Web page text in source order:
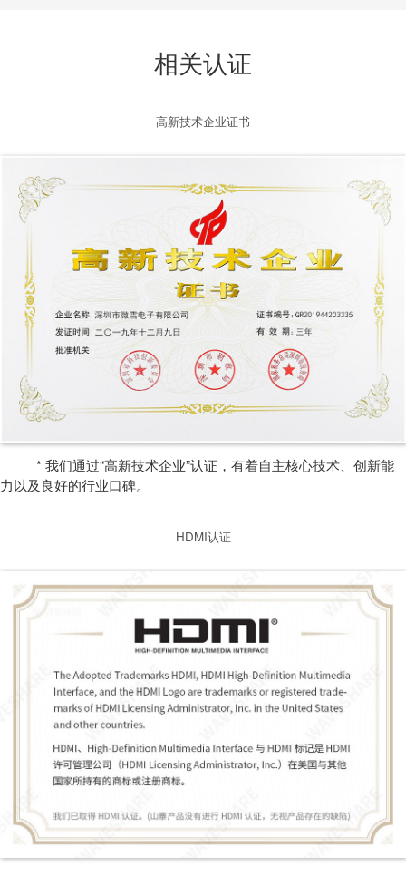
相关认证
高新技术企业证书
* 我们通过“高新技术企业”认证，有着自主核心技术、创新能
力以及良好的行业口碑。
HDMI认证